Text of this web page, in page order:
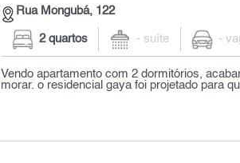
Rua Mongubá, 122
2 quartos - suíte -
Vendo apartamento com 2 dormitórios,
morar. o residencial gaya foi projetado para